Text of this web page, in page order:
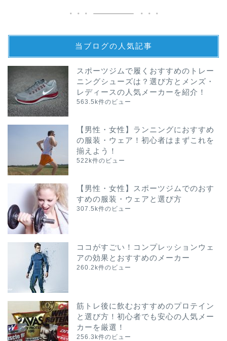
当ブログの人気記事
スポーツジムで履くおすすめのトレー
ニングシューズは？選び方とメンズ・
レディースの人気メーカーを紹介！
563.5k件のビュー
【男性・女性】ランニングにおすすめ
の服装・ウェア！初心者はまずこれを
揃えよう！
522k件のビュー
【男性・女性】スポーツジムでのおす
すめの服装・ウェアと選び方
307.5k件のビュー
ココがすごい！コンプレッションウェ
アの効果とおすすめのメーカー
260.2k件のビュー
筋トレ後に飲むおすすめのプロテイン
と選び方！初心者でも安心の人気メー
カーを厳選！
256.3k件のビュー